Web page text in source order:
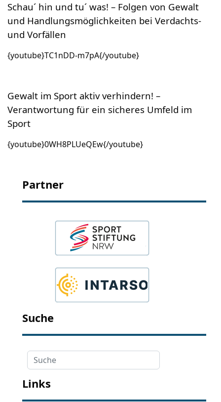
Schau´ hin und tu´ was! – Folgen von Gewalt
und Handlungsmöglichkeiten bei Verdachts-
und Vorfällen
{youtube}TC1nDD-m7pA{/youtube}
Gewalt im Sport aktiv verhindern! –
Verantwortung für ein sicheres Umfeld im
Sport
{youtube}0WH8PLUeQEw{/youtube}
Partner
Suche
Suche
Links